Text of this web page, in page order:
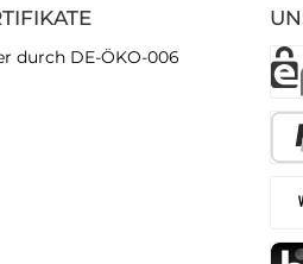
durch DE-ÖKO-006